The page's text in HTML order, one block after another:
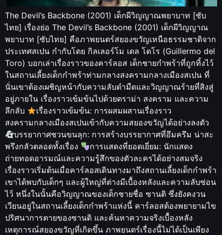
The Devil’s Backbone (2001) เด็กผีวิญญาณพยาบาท [ซับ
ไทย] เรื่องย่อ The Devil’s Backbone (2001) เด็กผีวิญญาณ
พยาบาท [ซับไทย] คือภาพยนตร์สยองขวัญเหนือธรรมชาติจาก
ประเทศสเปน กำกับโดย กิลเลอร์โม เดล โตโร (Guillermo del
Toro) บอกเล่าเรื่องราวของคาร์ลอส เด็กชายกำพร้าที่ถูกทิ้งไว้
ในสถานเลี้ยงเด็กกำพร้าท่ามกลางสงครามกลางเมืองสเปน ที่
นั่นเขาต้องเผชิญหน้ากับความลับดำมืดและวิญญาณร้ายที่สิงสู่
อยู่ภายใน เรื่องราวเข้มข้นไปด้วยดราม่า สงคราม และความ
ลึกลับ
เรื่องราวเข้มข้น: การผสมผสานเรื่องราว
สงครามกลางเมืองสเปนเข้ากับความสยองขวัญได้อย่างลงตัว
บรรยากาศชวนขนลุก: การสร้างบรรยากาศที่อึมครึม น่าสะ
พรึงกลัวตลอดทั้งเรื่อง
การแสดงที่ยอดเยี่ยม: นักแสดง
ถ่ายทอดอารมณ์และความรู้สึกของตัวละครได้อย่างสมจริง
เรื่องราวเริ่มต้นเมื่อคาร์ลอสเดินทางมาถึงสถานเลี้ยงเด็กกำพร้า
เขาได้พบกับเด็กๆ และผู้ใหญ่ที่ต่างมีเบื้องหลังและความลับซ่อน
ไว้ หนึ่งในนั้นคือวิญญาณของเด็กชายชื่อ ซานติ ซึ่งยังคงวน
เวียนอยู่ในสถานเลี้ยงเด็กกำพร้าแห่งนี้ คาร์ลอสต้องพยายามไข
ปริศนาการตายของซานติ และค้นหาความจริงเบื้องหลัง
เหตุการณ์สยองขวัญที่เกิดขึ้น ภาพยนตร์เรื่องนี้ไม่ได้เป็นเพียง